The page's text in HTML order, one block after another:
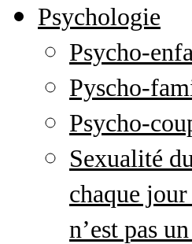
Psychologie
Psycho-
Pyscho-
Psycho-
Sexualité
chaque
n’est pas